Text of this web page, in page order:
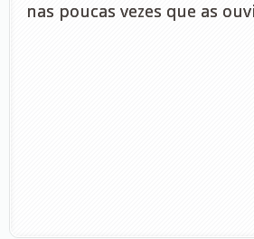
nas poucas vezes que as